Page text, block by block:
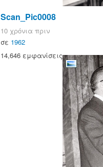
Scan_Pic0008
10 χρόνια πριν
σε 1962
14,646 εμφανίσεις